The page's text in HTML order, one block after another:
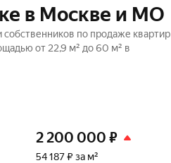
в Москве и МО
по продаже квартир
от 22,9 м² до 60 м² в
2 200 000 ₽
54 187 ₽ за м²